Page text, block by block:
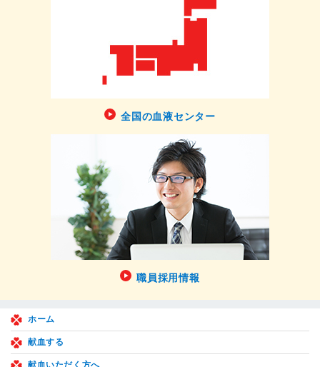
全国の血液センター
職員採用情報
ホーム
献血する
献血いただく方へ